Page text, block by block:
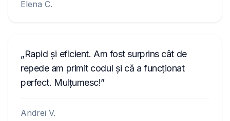
de pe carcasa. Exemple de numere:
BP5022S0692058.
Elena C.
Rapid și eficient. Am fost surprins cât de
repede am primit codul și că a funcționat
perfect. Mulțumesc!
Andrei V.